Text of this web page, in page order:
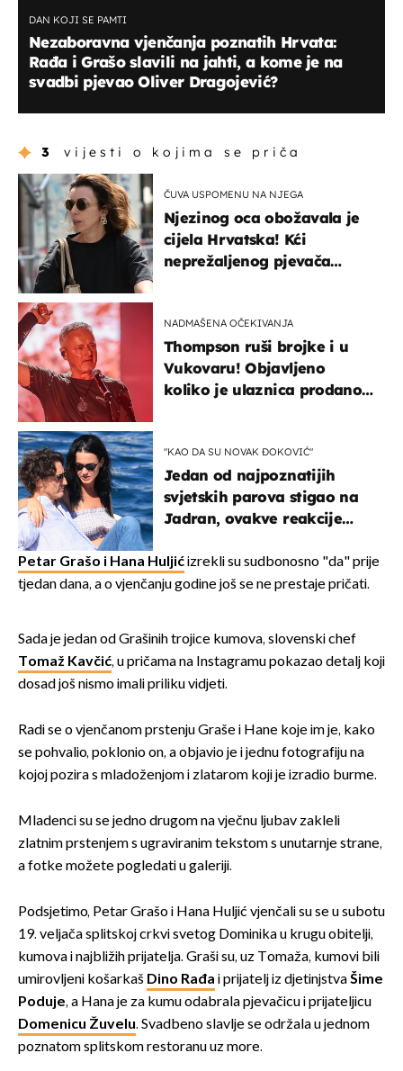
DAN KOJI SE PAMTI
Nezaboravna vjenčanja poznatih Hrvata:
Rađa i Grašo slavili na jahti, a kome je na
svadbi pjevao Oliver Dragojević?
3 vijesti o kojima se priča
ČUVA USPOMENU NA NJEGA
Njezinog oca obožavala je
cijela Hrvatska! Kći
neprežaljenog pjevača
NADMAŠENA OČEKIVANJA
Thompson ruši brojke i u
Vukovaru! Objavljeno
koliko je ulaznica prodano
"KAO DA SU NOVAK ĐOKOVIĆ"
Jedan od najpoznatijih
svjetskih parova stigao na
Jadran, ovakve reakcije
Petar Grašo i Hana Huljićizrekli su sudbonosno "da" prije
tjedan dana, a o vjenčanju godine još se ne prestaje pričati.
Sada je jedan od Grašinih trojice kumova, slovenski chef
Tomaž Kavčić, u pričama na Instagramu pokazao detalj koji
dosad još nismo imali priliku vidjeti.
Radi se o vjenčanom prstenju Graše i Hane koje im je, kako
se pohvalio, poklonio on, a objavio je i jednu fotografiju na
kojoj pozira s mladoženjom i zlatarom koji je izradio burme.
Mladenci su se jedno drugom na vječnu ljubav zakleli
zlatnim prstenjem s ugraviranim tekstom s unutarnje strane,
a fotke možete pogledati u galeriji.
Podsjetimo, Petar Grašo i Hana Huljić vjenčali su se u subotu
19. veljača splitskoj crkvi svetog Dominika u krugu obitelji,
kumova i najbližih prijatelja. Graši su, uz Tomaža, kumovi bili
umirovljeni košarkaš Dino Rađa i prijatelj iz djetinjstvaŠime
Poduje, a Hana je za kumu odabrala pjevačicu i prijateljicu
Domenicu Žuvelu. Svadbeno slavlje se održala u jednom
poznatom splitskom restoranu uz more.